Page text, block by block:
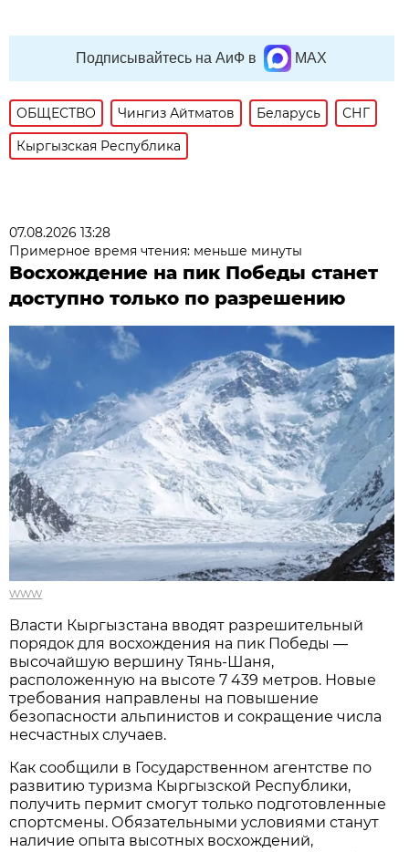
Подписывайтесь на АиФ в MAX
ОБЩЕСТВО Чингиз Айтматов Беларусь
СНГ
Кыргызская Республика
07.08.2026 13:28
Примерное время чтения: меньше минуты
Восхождение на пик Победы станет
доступно только по разрешению
www
Власти Кыргызстана вводят разрешительный
порядок для восхождения на пик Победы —
высочайшую вершину Тянь-Шаня,
расположенную на высоте 7 439 метров. Новые
требования направлены на повышение
безопасности альпинистов и сокращение числа
несчастных случаев.
Как сообщили в Государственном агентстве по
развитию туризма Кыргызской Республики,
получить пермит смогут только подготовленные
спортсмены. Обязательными условиями станут
наличие опыта высотных восхождений,